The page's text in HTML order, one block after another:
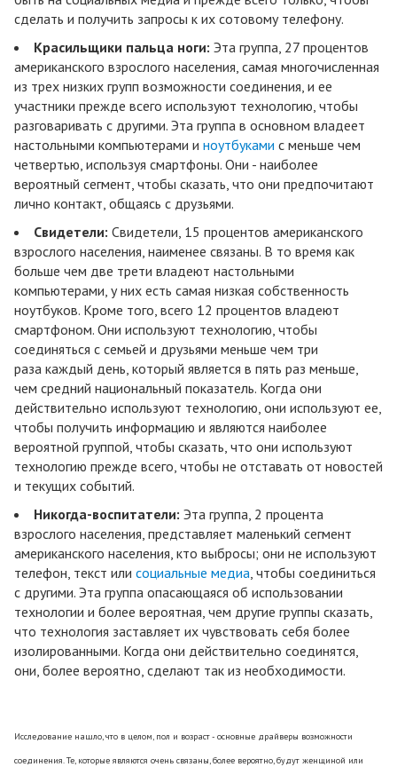
сделать и получить запросы к их сотовому телефону.
Красильщики пальца ноги: Эта группа, 27 процентов
американского взрослого населения, самая многочисленная
из трех низких групп возможности соединения, и ее
участники прежде всего используют технологию, чтобы
разговаривать с другими. Эта группа в основном владеет
настольными компьютерами и ноутбуками с меньше чем
четвертью, используя смартфоны. Они - наиболее
вероятный сегмент, чтобы сказать, что они предпочитают
лично контакт, общаясь с друзьями.
Свидетели: Свидетели, 15 процентов американского
взрослого населения, наименее связаны. В то время как
больше чем две трети владеют настольными
компьютерами, у них есть самая низкая собственность
ноутбуков. Кроме того, всего 12 процентов владеют
смартфоном. Они используют технологию, чтобы
соединяться с семьей и друзьями меньше чем три
раза каждый день, который является в пять раз меньше,
чем средний национальный показатель. Когда они
действительно используют технологию, они используют ее,
чтобы получить информацию и являются наиболее
вероятной группой, чтобы сказать, что они используют
технологию прежде всего, чтобы не отставать от новостей
и текущих событий.
Никогда-воспитатели: Эта группа, 2 процента
взрослого населения, представляет маленький сегмент
американского населения, кто выбросы; они не используют
телефон, текст или социальные медиа, чтобы соединиться
с другими. Эта группа опасающаяся об использовании
технологии и более вероятная, чем другие группы сказать,
что технология заставляет их чувствовать себя более
изолированными. Когда они действительно соединятся,
они, более вероятно, сделают так из необходимости.
Исследование нашло, что в целом, пол и возраст - основные драйверы возможности
соединения. Те, которые являются очень связаны, более вероятно, будут женщиной или